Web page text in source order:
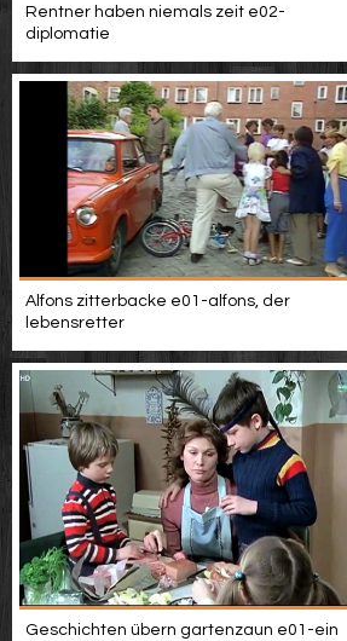
Rentner haben niemals zeit e02-
diplomatie
Alfons zitterbacke e01-alfons, der
lebensretter
Geschichten übern gartenzaun e01-ein